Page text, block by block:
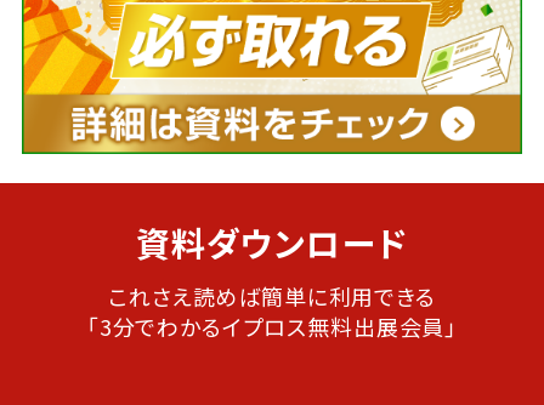
資料ダウンロード
これさえ読めば簡単に利用できる
「3分でわかるイプロス無料出展会員」